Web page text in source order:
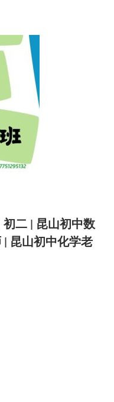
二 | 昆山初中数
昆山初中化学老